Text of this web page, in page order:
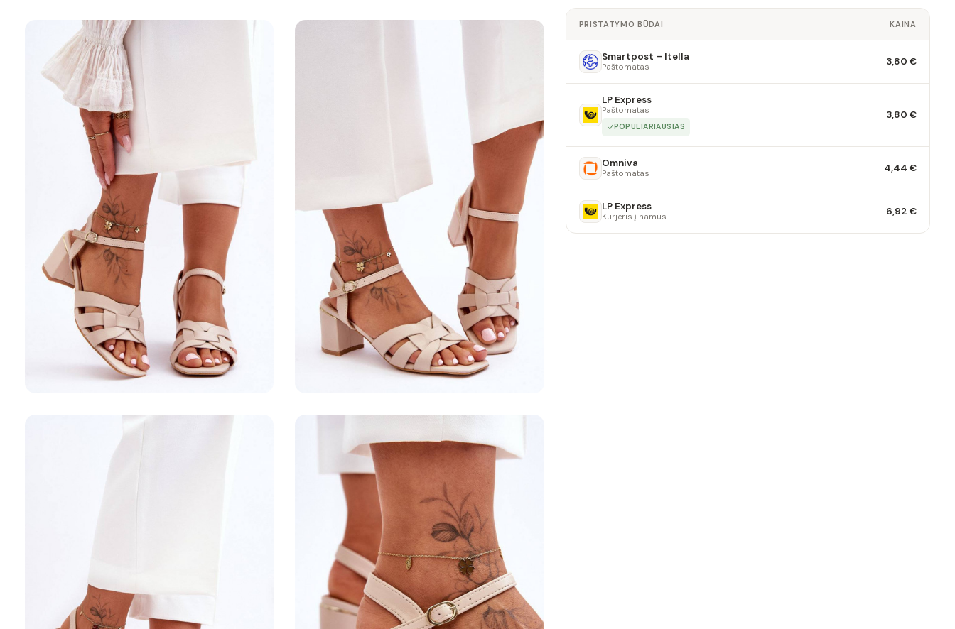
PRISTATYMO BŪDAI KAINA
Smartpost – Itella
Paštomatas 3,80 €
LP Express
Paštomatas
POPULIARIAUSIAS
3,80 €
Omniva
Paštomatas 4,44 €
LP Express
Kurjeris į namus 6,92 €